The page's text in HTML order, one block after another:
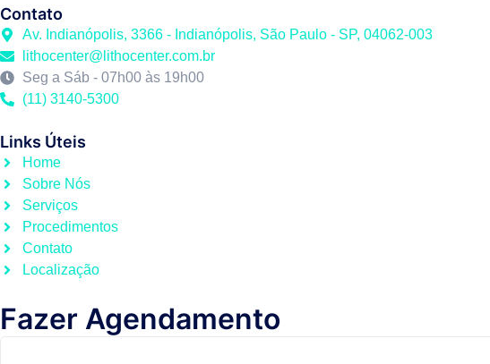
Contato
Av. Indianópolis, 3366 - Indianópolis, São Paulo - SP, 04062-003
lithocenter@lithocenter.com.br
Seg a Sáb - 07h00 às 19h00
(11) 3140-5300
Links Úteis
Home
Sobre Nós
Serviços
Procedimentos
Contato
Localização
Fazer Agendamento